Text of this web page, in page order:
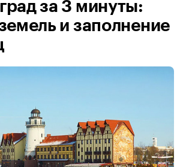
за 3 минуты:
и заполнение